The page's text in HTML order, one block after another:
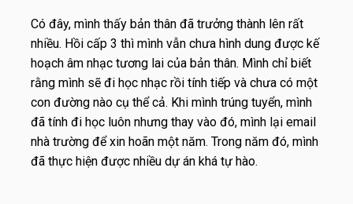
Có đây, mình thấy bản thân đã trưởng thành lên rất
nhiều. Hồi cấp 3 thì mình vẫn chưa hình dung được kế
hoạch âm nhạc tương lai của bản thân. Mình chỉ biết
rằng mình sẽ đi học nhạc rồi tính tiếp và chưa có một
con đường nào cụ thể cả. Khi mình trúng tuyển, mình
đã tính đi học luôn nhưng thay vào đó, mình lại email
nhà trường để xin hoãn một năm. Trong năm đó, mình
đã thực hiện được nhiều dự án khá tự hào.